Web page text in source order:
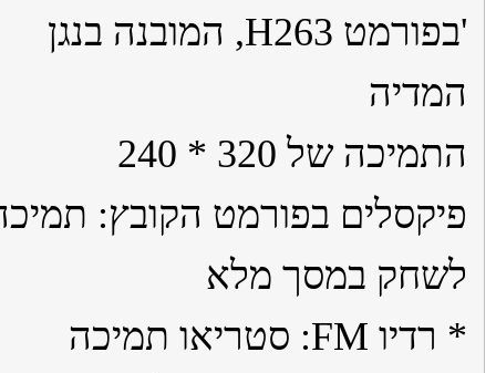
'בפורמט H263, המובנה בנגן
התמיכה של 320 * 240
בפורמט הקובץ: תמיכה
במסך מלא
* רדיו FM: סטריאו תמיכה